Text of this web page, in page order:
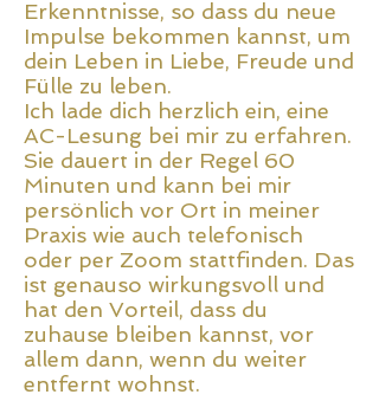
Erkenntnisse, so dass du neue
Impulse bekommen kannst, um
dein Leben in Liebe, Freude und
Fülle zu leben.
Ich lade dich herzlich ein, eine
AC-Lesung bei mir zu erfahren.
Sie dauert in der Regel 60
Minuten und kann bei mir
persönlich vor Ort in meiner
Praxis wie auch telefonisch
oder per Zoom stattfinden. Das
ist genauso wirkungsvoll und
hat den Vorteil, dass du
zuhause bleiben kannst, vor
allem dann, wenn du weiter
entfernt wohnst.